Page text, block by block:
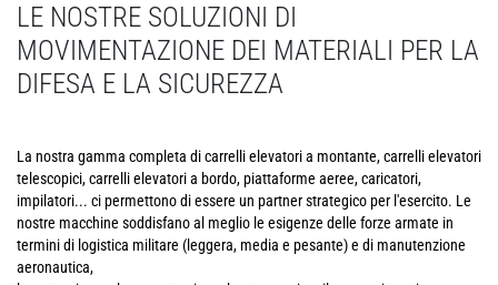
LE NOSTRE SOLUZIONI DI
MOVIMENTAZIONE DEI MATERIALI PER LA
DIFESA E LA SICUREZZA
La nostra gamma completa di carrelli elevatori a montante, carrelli elevatori
telescopici, carrelli elevatori a bordo, piattaforme aeree, caricatori,
impilatori... ci permettono di essere un partner strategico per l'esercito. Le
nostre macchine soddisfano al meglio le esigenze delle forze armate in
termini di logistica militare (leggera, media e pesante) e di manutenzione
aeronautica,